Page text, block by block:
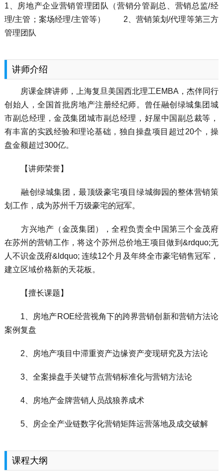
1、房地产企业营销管理团队（营销分管副总、营销总监/经
理/主管；案场经理/主管等） 2、营销策划/代理等第三方
管理团队
讲师介绍
房课金牌讲师，上海复旦美国西北理工EMBA，杰伴同行
创始人，全国首批房地产注册经纪师。曾任融创绿城集团城
市副总经理，金茂集团城市副总经理，好屋中国副总裁等，
有丰富的实践经验和理论基础，独自操盘项目超过20个，操
盘金额超过300亿。
【讲师荣誉】
融创绿城集团，最顶级豪宅项目绿城御园的整体营销策
划工作，成为苏州千万级豪宅的冠军。
方兴地产（金茂集团），全程负责全中国第三个金茂府
在苏州的营销工作，将这个苏州总价地王项目做到&rdquo;无
人不识金茂府&ldquo; 连续12个月及年终全市豪宅销售冠军，
建立区域价格新的天花板。
【擅长课题】
1、房地产ROE经营视角下的跨界营销创新和营销方法论
案例复盘
2、房地产项目中滞重资产边缘资产变现研究及方法论
3、全案操盘手关键节点营销标准化与营销方法论
4、房地产金牌营销人员战狼养成术
5、房企全产业链数字化营销矩阵运营落地及成交破解
课程大纲